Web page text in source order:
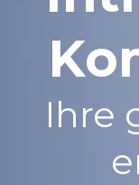
Ihre